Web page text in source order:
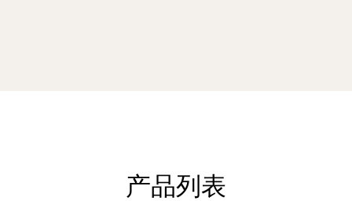
产品列表